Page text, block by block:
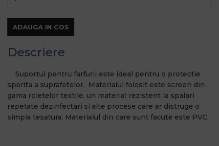
ADAUGA IN COS
Descriere
Suportul pentru farfurii este ideal pentru o protectie
sporita a suprafetelor. Materialul folosit este screen din
gama roletelor textile, un material rezistent la spalari
repetate dezinfectari si alte procese care ar distruge o
simpla tesatura. Materialul din care sunt facute este PVC.